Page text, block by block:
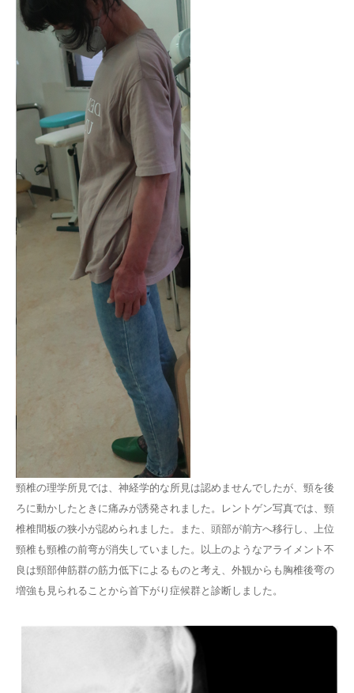
頸椎の理学所見では、神経学的な所見は認めませんでしたが、頸を後
ろに動かしたときに痛みが誘発されました。レントゲン写真では、頸
椎椎間板の狭小が認められました。また、頭部が前方へ移行し、上位
頸椎も頸椎の前弯が消失していました。以上のようなアライメント不
良は頸部伸筋群の筋力低下によるものと考え、外観からも胸椎後弯の
増強も見られることから首下がり症候群と診断しました。